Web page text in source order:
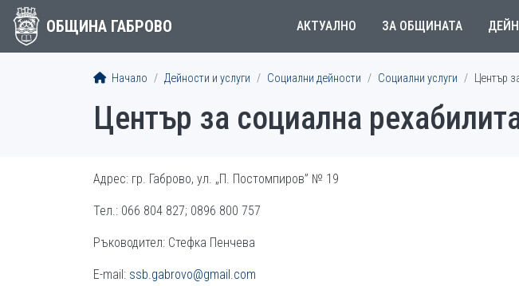
ОБЩИНА ГАБРОВО АКТУАЛНО ЗА ОБЩИНАТА
Начало Дейности и услуги Социални дейности Социални услуги Център
Център за социална
Адрес: гр. Габрово, ул. „П. Постомпиров” № 19
Тел.: 066 804 827; 0896 800 757
Ръководител: Стефка Пенчева
E-mail: ssb.gabrovo@gmail.com